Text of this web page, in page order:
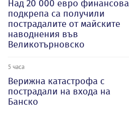
Над 20 000 евро финансова
подкрепа са получили
пострадалите от майските
наводнения във
Великотърновско
5 часа
Верижна катастрофа с
пострадали на входа на
Банско